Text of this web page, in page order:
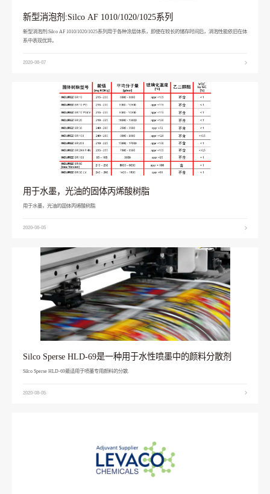
新型消泡剂:Silco AF 1010/1020/1025系列
新型消泡剂:Silco AF 1010/1020/1025系列用于各种涂层体系，即使在较长的储存时间后，消泡性能依旧在体
系中表现优异。
2020-08-07
用于水墨，光油的固体丙烯酸树脂
用于水墨，光油的固体丙烯酸树脂
2020-08-05
Silco Sperse HLD-69是一种用于水性喷墨中的颜料分散剂
Silco Sperse HLD-69最适用于喷墨专用颜料的分散.
2020-08-05